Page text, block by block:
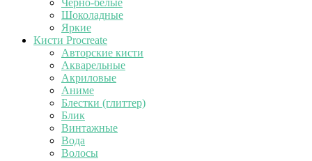
Черно-белые
Шоколадные
Яркие
Кисти Procreate
Авторские кисти
Акварельные
Акриловые
Аниме
Блестки (глиттер)
Блик
Винтажные
Вода
Волосы